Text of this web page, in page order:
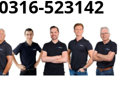
523142